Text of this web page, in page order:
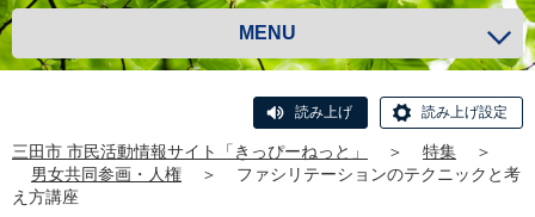
MENU
読み上げ 読み上げ設定
三田市 市民活動情報サイト「きっぴーねっと」 ＞ 特集
＞
男女共同参画・人権
＞
ファシリテーションのテクニックと考
え方講座